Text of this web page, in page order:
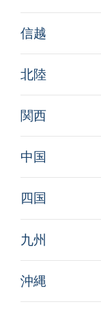
信越
北陸
関西
中国
四国
九州
沖縄